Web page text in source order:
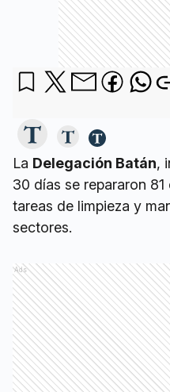
La Delegación Batán,
30 días se repararon
tareas de limpieza y
sectores.
Ads